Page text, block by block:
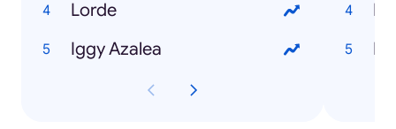
Lorde
Iggy Azalea